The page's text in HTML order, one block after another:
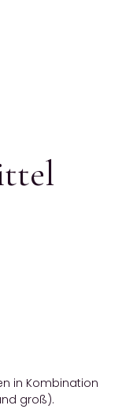
in Kombination
groß).